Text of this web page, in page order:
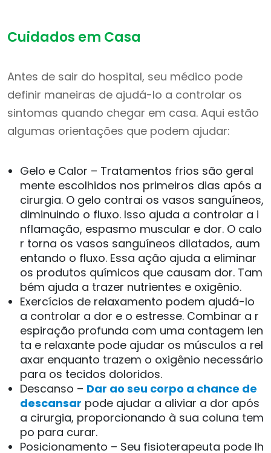
Cuidados em Casa
Antes de sair do hospital, seu médico pode
definir maneiras de ajudá-lo a controlar os
sintomas quando chegar em casa. Aqui estão
algumas orientações que podem ajudar:
Gelo e Calor – Tratamentos frios são geral
mente escolhidos nos primeiros dias após a
cirurgia. O gelo contrai os vasos sanguíneos,
diminuindo o fluxo. Isso ajuda a controlar a i
nflamação, espasmo muscular e dor. O calo
r torna os vasos sanguíneos dilatados, aum
entando o fluxo. Essa ação ajuda a eliminar
os produtos químicos que causam dor. Tam
bém ajuda a trazer nutrientes e oxigênio.
Exercícios de relaxamento podem ajudá-lo
a controlar a dor e o estresse. Combinar a r
espiração profunda com uma contagem len
ta e relaxante pode ajudar os músculos a rel
axar enquanto trazem o oxigênio necessário
para os tecidos doloridos.
Descanso – Dar ao seu corpo a chance de
descansar pode ajudar a aliviar a dor após
a cirurgia, proporcionando à sua coluna tem
po para curar.
Posicionamento – Seu fisioterapeuta pode lh